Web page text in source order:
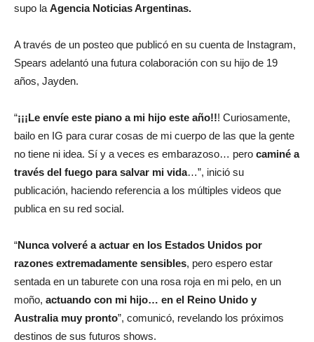
supo la Agencia Noticias Argentinas.
A través de un posteo que publicó en su cuenta de Instagram,
Spears adelantó una futura colaboración con su hijo de 19
años, Jayden.
“¡¡¡Le envíe este piano a mi hijo este año!!! Curiosamente,
bailo en IG para curar cosas de mi cuerpo de las que la gente
no tiene ni idea. Sí y a veces es embarazoso… pero caminé a
través del fuego para salvar mi vida…”, inició su
publicación, haciendo referencia a los múltiples videos que
publica en su red social.
“Nunca volveré a actuar en los Estados Unidos por
razones extremadamente sensibles, pero espero estar
sentada en un taburete con una rosa roja en mi pelo, en un
moño, actuando con mi hijo… en el Reino Unido y
Australia muy pronto”, comunicó, revelando los próximos
destinos de sus futuros shows.